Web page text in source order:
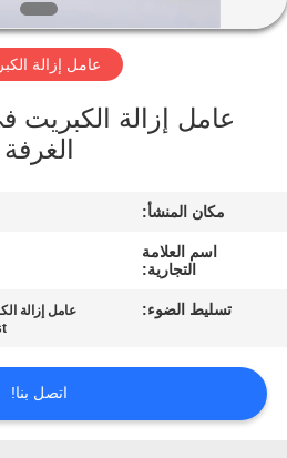
جولة
المعمل
جودة
اتصل
أخبار
عامل إزالة
عامل إزالة الكبريت
الغرفة
مكان المنشأ:
اسم العلامة
التجارية:
تسليط الضوء: عامل إزالة
اتصل بنا!